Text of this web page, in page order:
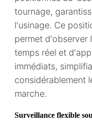
tournage,
l'usinage. Ce
permet d'observer
temps réel et
immédiats,
considérablement
marche.
Surveillance flexible